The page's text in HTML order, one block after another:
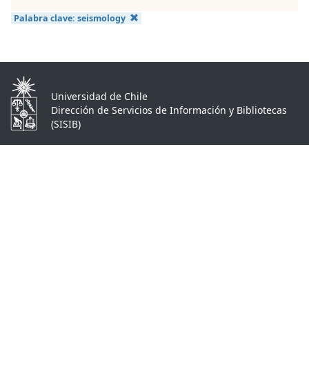
Palabra clave: seismology
Universidad de Chile
Dirección de Servicios de Información y Bibliotecas
(SISIB)